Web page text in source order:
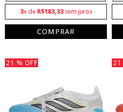
3x de R$183,33sem juros
COMPRAR
21 % OFF 21